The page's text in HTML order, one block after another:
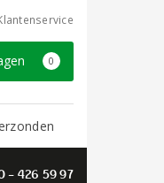
0
- 426 59 97